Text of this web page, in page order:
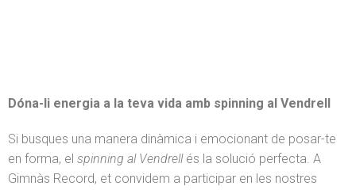
Dóna-li energia a la teva vida amb spinning al Vendrell
Si busques una manera dinàmica i emocionant de posar-te
en forma, el spinning al Vendrellés la solució perfecta. A
Gimnàs Record, et convidem a participar en les nostres